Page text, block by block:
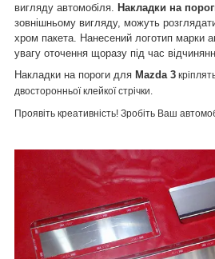
вигляду автомобіля.
Накладки на
зовнішньому вигляду, можуть
хром пакета. Нанесений логотип марки
увагу оточення щоразу під час
Накладки на пороги для Mazda 3
двосторонньої клейкої стрічки.
Проявіть креативність! Зробіть Ваш